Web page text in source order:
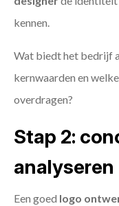
kennen.
Wat biedt het bedrijf
kernwaarden en
overdragen?
Stap 2:
analyseren
Een goed logo